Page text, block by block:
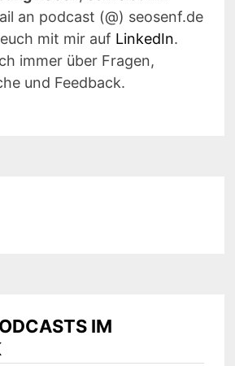
an podcast (@) seosenf.de
mit mir auf LinkedIn.
immer über Fragen,
und Feedback.
IM